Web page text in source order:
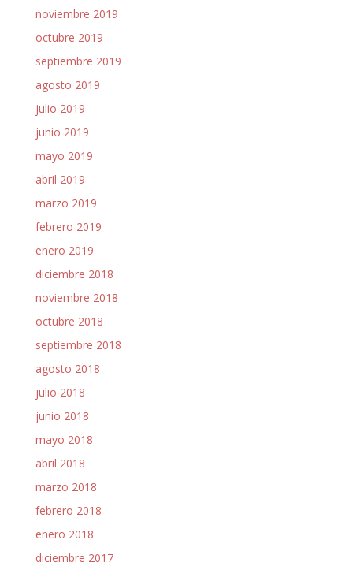
noviembre 2019
octubre 2019
septiembre 2019
agosto 2019
julio 2019
junio 2019
mayo 2019
abril 2019
marzo 2019
febrero 2019
enero 2019
diciembre 2018
noviembre 2018
octubre 2018
septiembre 2018
agosto 2018
julio 2018
junio 2018
mayo 2018
abril 2018
marzo 2018
febrero 2018
enero 2018
diciembre 2017